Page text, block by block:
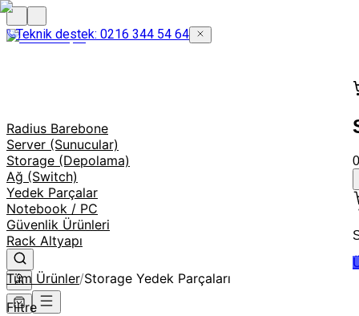
Teknik destek: 0216 344 54 64
Radius Barebone
Server (Sunucular)
Storage (Depolama)
Ağ (Switch)
Yedek Parçalar
Notebook / PC
Güvenlik Ürünleri
Rack Altyapı
0
Tüm Ürünler/Storage Yedek Parçaları
Filtre